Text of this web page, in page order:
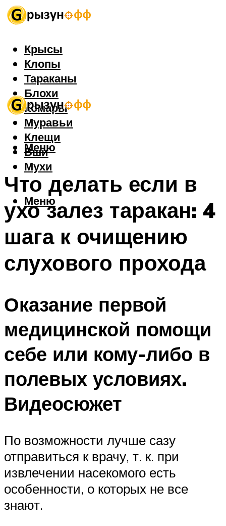
Крысы
Клопы
Тараканы
Блохи
Комары
Муравьи
Клещи
Вши
Мухи
Меню
Меню
Что делать если в
ухо залез таракан: 4
шага к очищению
слухового прохода
Оказание первой
медицинской помощи
себе или кому-либо в
полевых условиях.
Видеосюжет
По возможности лучше сазу
отправиться к врачу, т. к. при
извлечении насекомого есть
особенности, о которых не все
знают.